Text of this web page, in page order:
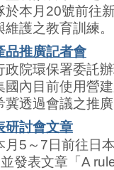
於本月20號前往
護之教育訓練
品推廣記者會
政院環保署委託
國內目前使用營
冀透過會議之推
研討會文章
月5～7日前往日
發表文章「A